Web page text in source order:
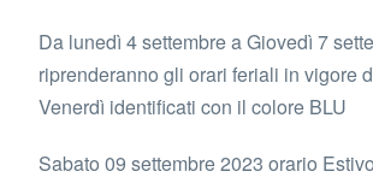
Da lunedì 4 settembre a Giovedì 7
riprenderanno gli orari feriali in vigore
Venerdì identificati con il colore BLU
Sabato 09 settembre 2023 orario